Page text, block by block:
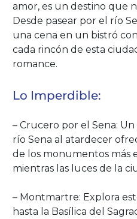
amor, es un destino que
Desde pasear por el río
una cena en un bistró
cada rincón de esta
romance.
Lo Imperdible:
– Crucero por el Sena:
río Sena al atardecer
de los monumentos más
mientras las luces de la
– Montmartre: Explora
hasta la Basílica del